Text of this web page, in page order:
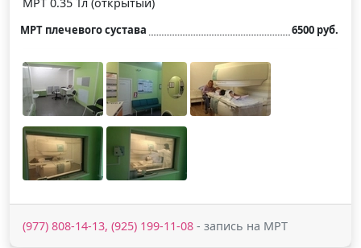
МРТ плечевого сустава 6500 руб.
(977) 808-14-13, (925) 199-11-08 - запись на МРТ